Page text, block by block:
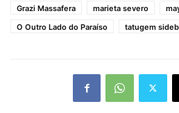
Grazi Massafera
marieta severo
O Outro Lado do Paraíso
tatugem